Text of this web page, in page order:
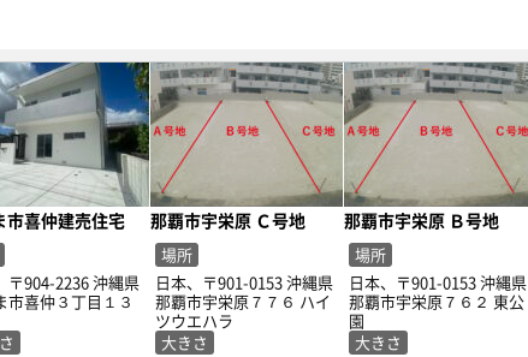
市喜仲建売住宅
〒904-2236 沖縄県
市喜仲３丁目１３
那覇市宇栄原 Ｃ号地
場所
日本、〒901-0153 沖縄県
那覇市宇栄原７７６ ハイ
ツウエハラ
大きさ
那覇市宇栄原 Ｂ号地
場所
日本、〒901-0153 沖縄県
那覇市宇栄原７６２ 東公
園
大きさ